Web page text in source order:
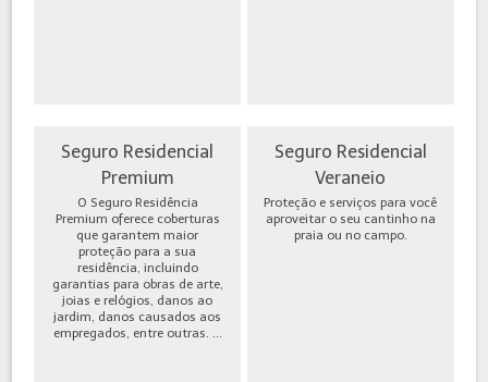
Seguro Residencial
Premium
O Seguro Residência
Premium oferece coberturas
que garantem maior
proteção para a sua
residência, incluindo
garantias para obras de arte,
joias e relógios, danos ao
jardim, danos causados aos
empregados, entre outras. ...
Seguro Residencial
Veraneio
Proteção e serviços para você
aproveitar o seu cantinho na
praia ou no campo.